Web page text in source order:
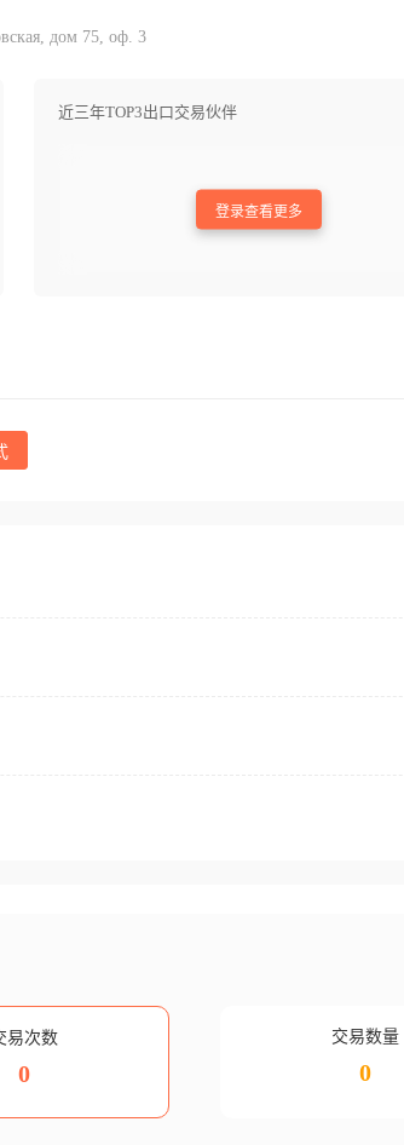
дом 75, оф. 3
近三年TOP3出口交易伙伴
登录查看更多
易次数
0
交易数量
0